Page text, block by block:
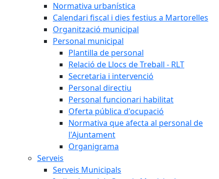
Normativa urbanística
Calendari fiscal i dies festius a Martorelles
Organització municipal
Personal municipal
Plantilla de personal
Relació de Llocs de Treball - RLT
Secretaria i intervenció
Personal directiu
Personal funcionari habilitat
Oferta pública d'ocupació
Normativa que afecta al personal de
l'Ajuntament
Organigrama
Serveis
Serveis Municipals